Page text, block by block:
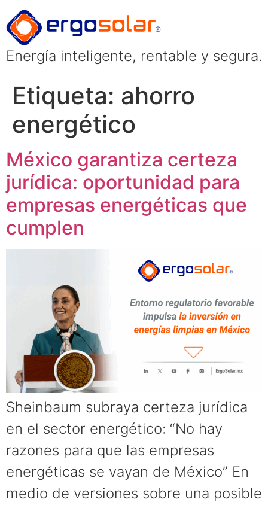
Energía inteligente, rentable y segura.
Etiqueta: ahorro
energético
México garantiza certeza
jurídica: oportunidad para
empresas energéticas que
cumplen
Sheinbaum subraya certeza jurídica
en el sector energético: “No hay
razones para que las empresas
energéticas se vayan de México” En
medio de versiones sobre una posible